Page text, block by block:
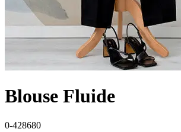
Blouse Fluide
0-428680